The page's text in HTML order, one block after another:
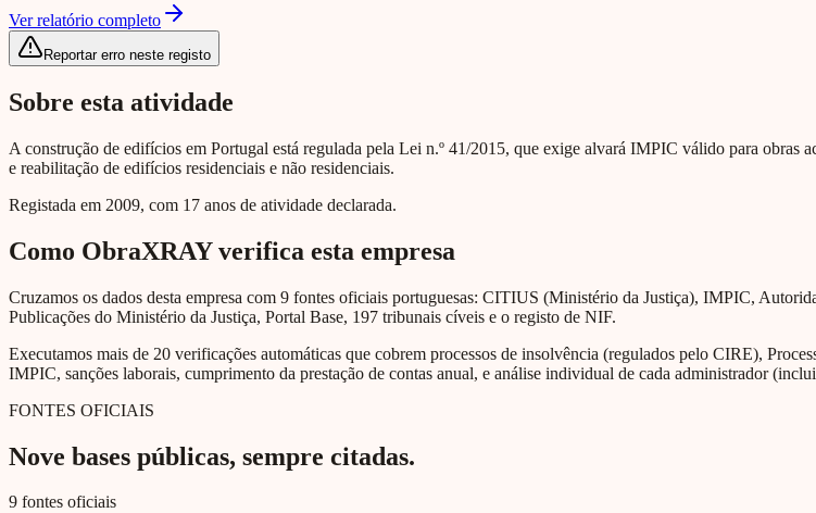
Ver relatório completo
Reportar erro neste registo
Sobre esta atividade
A construção de edifícios em Portugal está regulada pela Lei n.º 41/2015, que exige alvará IMPIC válido para obras
e reabilitação de edifícios residenciais e não residenciais.
Registada em 2009, com 17 anos de atividade declarada.
Como ObraXRAY verifica esta empresa
Cruzamos os dados desta empresa com 9 fontes oficiais portuguesas: CITIUS (Ministério da Justiça), IMPIC,
Publicações do Ministério da Justiça, Portal Base, 197 tribunais cíveis e o registo de NIF.
Executamos mais de 20 verificações automáticas que cobrem processos de insolvência (regulados pelo CIRE),
IMPIC, sanções laborais, cumprimento da prestação de contas anual, e análise individual de cada administrador
FONTES OFICIAIS
Nove bases públicas, sempre citadas.
9 fontes oficiais